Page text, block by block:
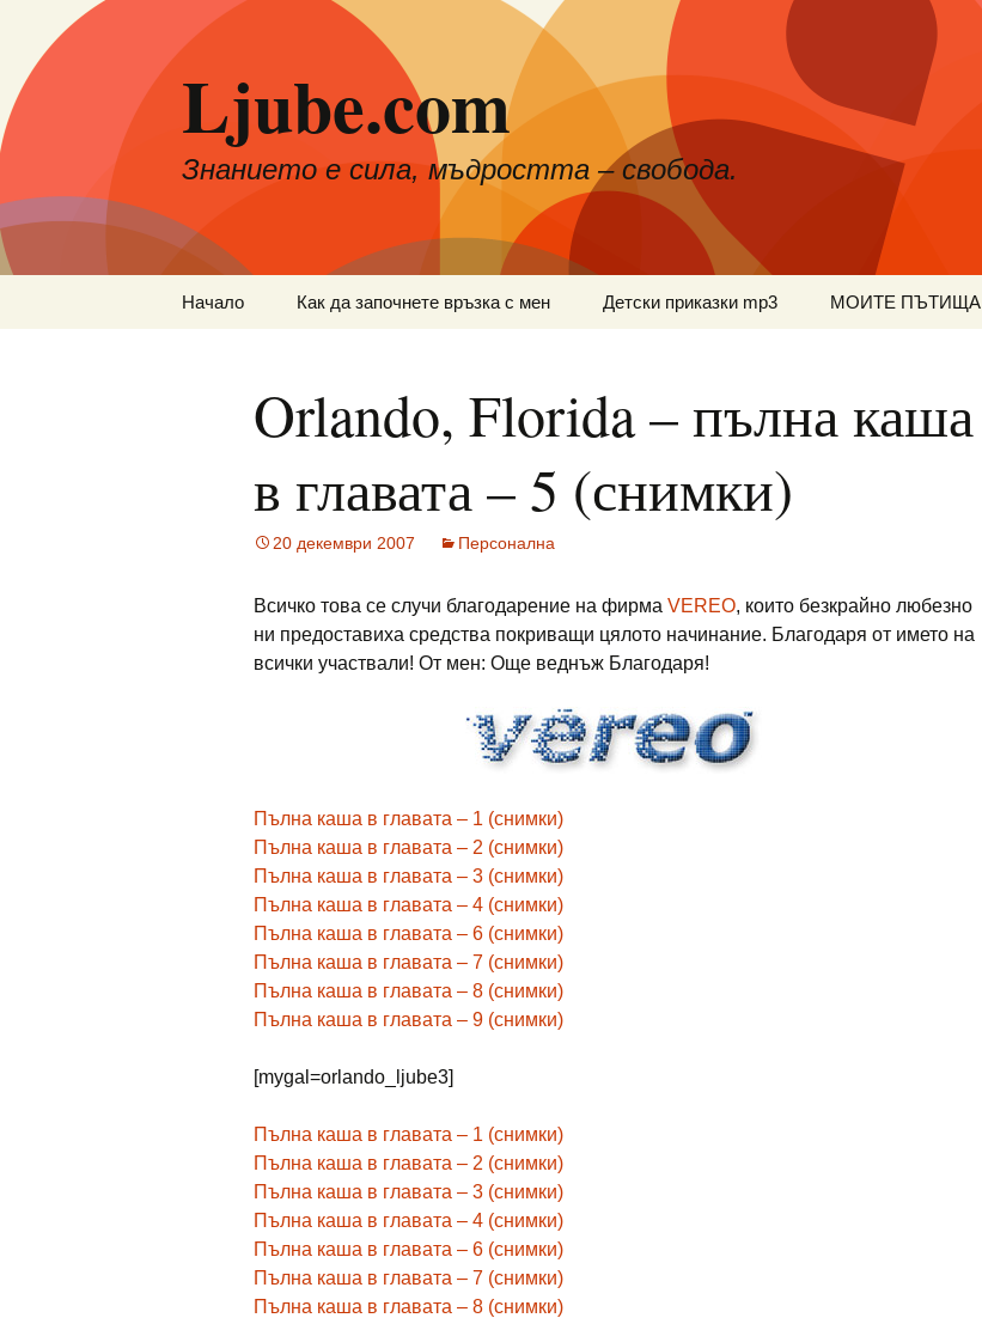
съдържанието
Ljube.com
Знанието е сила, мъдростта – свобода.
Начало Как да започнете връзка с мен Детски приказки mp3 МОИТЕ ПЪТИЩА
Orlando, Florida – пълна каша
в главата – 5 (снимки)
20 декември 2007 Персонална
Всичко това се случи благодарение на фирма VEREO, които безкрайно любезно
ни предоставиха средства покриващи цялото начинание. Благодаря от името на
всички участвали! От мен: Още веднъж Благодаря!
Пълна каша в главата – 1 (снимки)
Пълна каша в главата – 2 (снимки)
Пълна каша в главата – 3 (снимки)
Пълна каша в главата – 4 (снимки)
Пълна каша в главата – 6 (снимки)
Пълна каша в главата – 7 (снимки)
Пълна каша в главата – 8 (снимки)
Пълна каша в главата – 9 (снимки)
[mygal=orlando_ljube3]
Пълна каша в главата – 1 (снимки)
Пълна каша в главата – 2 (снимки)
Пълна каша в главата – 3 (снимки)
Пълна каша в главата – 4 (снимки)
Пълна каша в главата – 6 (снимки)
Пълна каша в главата – 7 (снимки)
Пълна каша в главата – 8 (снимки)